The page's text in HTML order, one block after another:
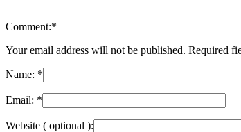
Comment:*
Your email address will not be published. Required
Name: *
Email: *
Website ( optional ):